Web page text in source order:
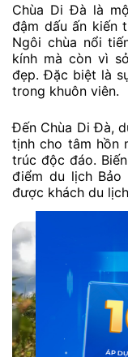
Chùa Di Đà là
đậm dấu ấn kiến
Ngôi chùa nổi
kính mà còn vì
đẹp. Đặc biệt là
trong khuôn viên.
Đến Chùa Di Đà,
tịnh cho tâm hồn
trúc độc đáo.
điểm du lịch
được khách du